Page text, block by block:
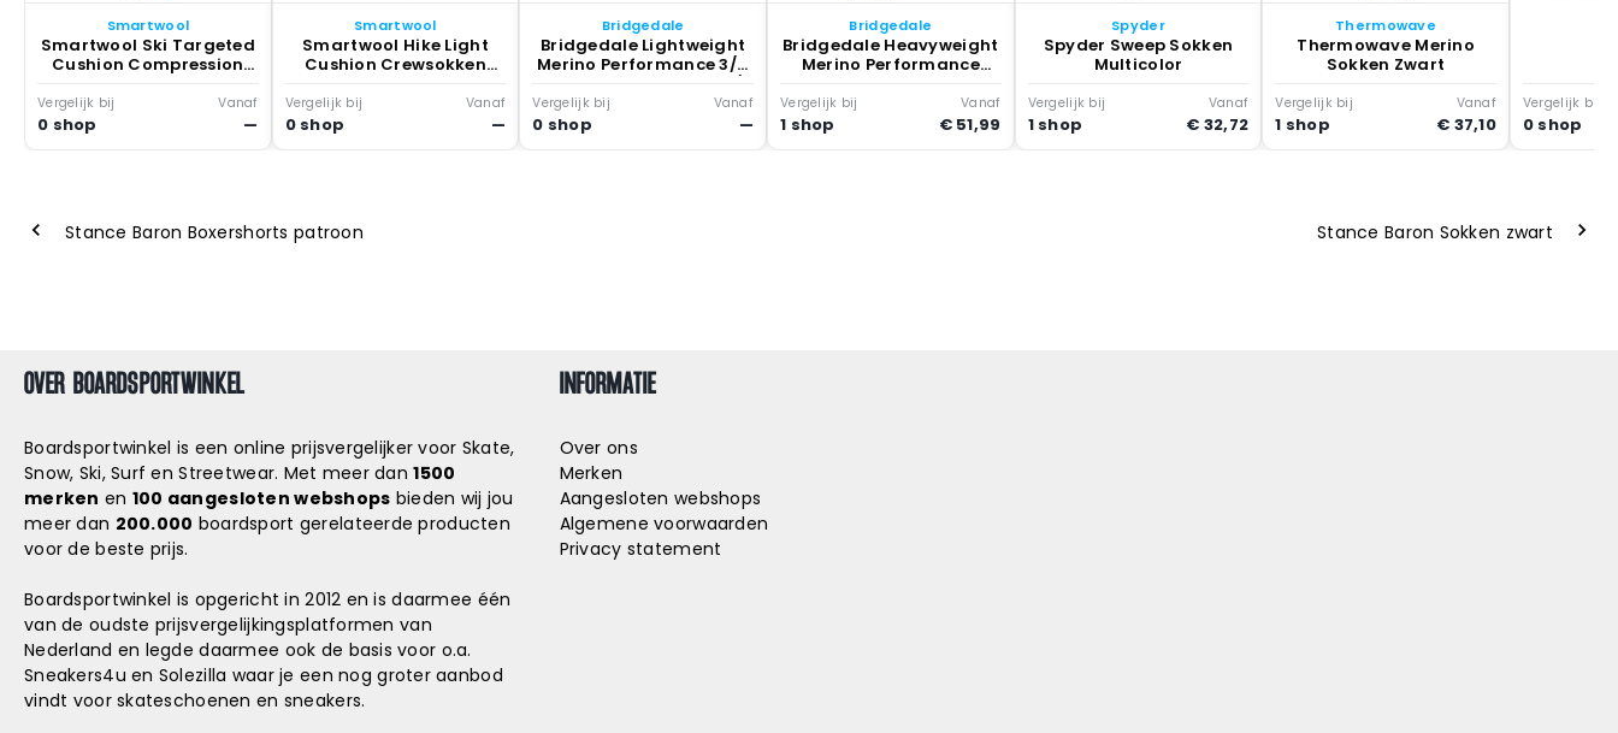
Smartwool
Smartwool Ski Targeted
Cushion Compression
Print Otc Sokken Zwart
Vergelijk bij
0 shop
Vanaf
—
Smartwool
Smartwool Hike Light
Cushion Crewsokken
Olijf
Vergelijk bij
0 shop
Vanaf
—
Bridgedale
Bridgedale Lightweight
Merino Performance 3/4
Crew Sokken Heather /
Damson
Vergelijk bij
0 shop
Vanaf
—
Bridgedale
Bridgedale Heavyweight
Merino Performance
Knee Sokken Olijf
Vergelijk bij
1 shop
Vanaf
€ 51,99
Spyder
Spyder Sweep Sokken
Multicolor
Vergelijk bij
1 shop
Vanaf
€ 32,72
Thermowave
Thermowave Merino
Sokken Zwart
Vergelijk bij
1 shop
Vanaf
€ 37,10
Vergelijk bij
0 shop
Stance Baron Boxershorts patroon Stance Baron Sokken zwart
OVER BOARDSPORTWINKEL
Boardsportwinkel is een online prijsvergelijker voor Skate,
Snow, Ski, Surf en Streetwear. Met meer dan1500
merken en 100 aangesloten webshops bieden wij jou
meer dan 200.000 boardsport gerelateerde producten
voor de beste prijs.
Boardsportwinkel is opgericht in 2012 en is daarmee één
van de oudste prijsvergelijkingsplatformen van
Nederland en legde daarmee ook de basis voor o.a.
Sneakers4u en Solezilla waar je een nog groter aanbod
vindt voor skateschoenen en sneakers.
INFORMATIE
Over ons
Merken
Aangesloten webshops
Algemene voorwaarden
Privacy statement